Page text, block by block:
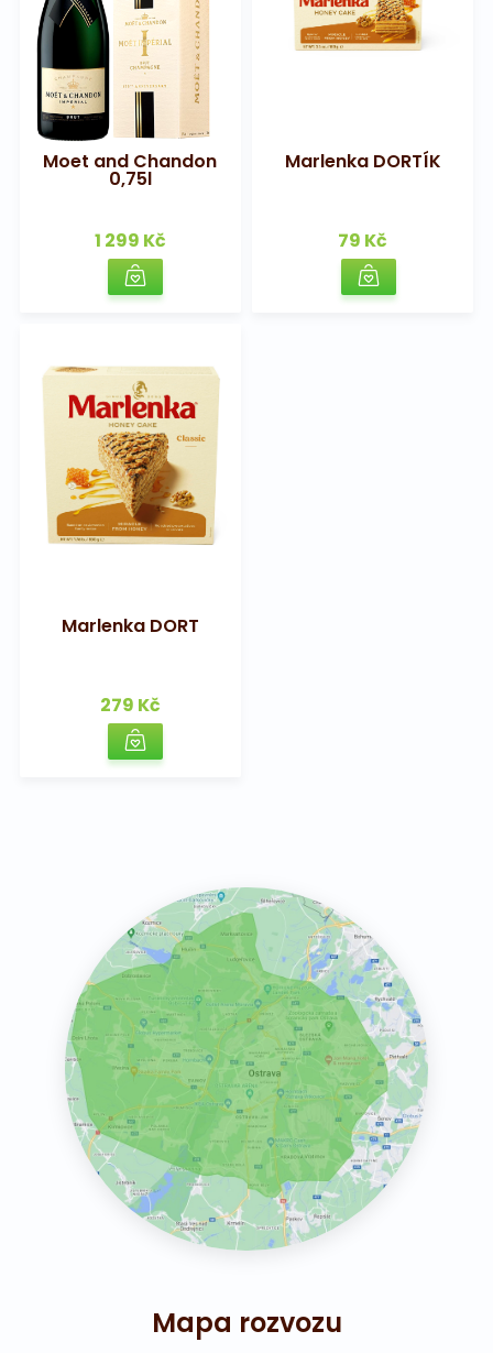
Moet and Chandon
0,75l
1 299 Kč
Marlenka DORTÍK
79 Kč
Marlenka DORT
279 Kč
Mapa rozvozu